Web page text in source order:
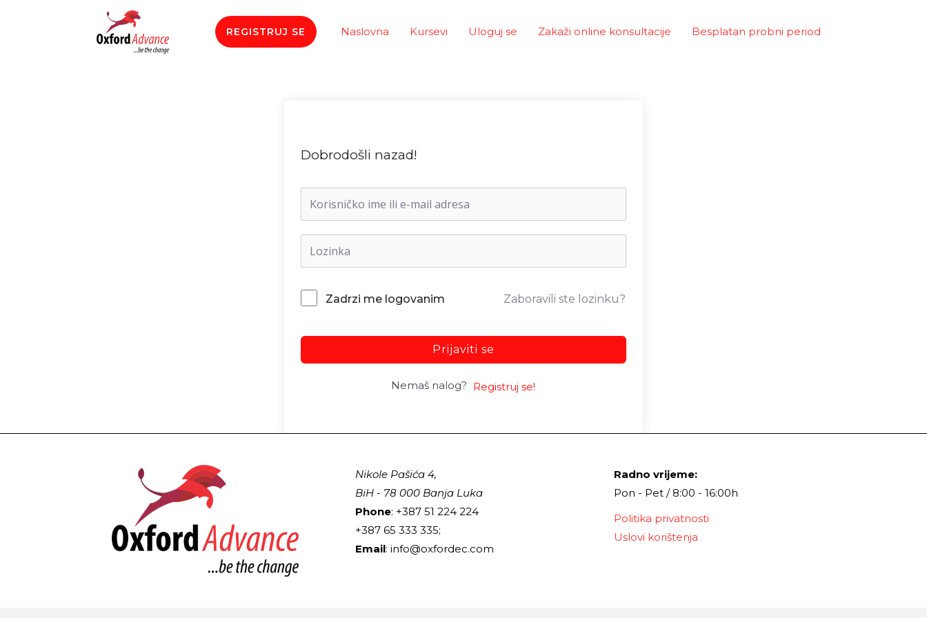
REGISTRUJ SE Naslovna Kursevi Uloguj se Zakaži online konsultacije Besplatan probni period
Dobrodošli nazad!
Zadrzi me logovanim Zaboravili ste lozinku?
Prijaviti se
Nemaš nalog? Registruj se!
Nikole Pašića 4,
BiH - 78 000 Banja Luka
Phone: +387 51 224 224
+387 65 333 335;
Email: info@oxfordec.com
Radno vrijeme:
Pon - Pet / 8:00 - 16:00h
Politika privatnosti
Uslovi korištenja